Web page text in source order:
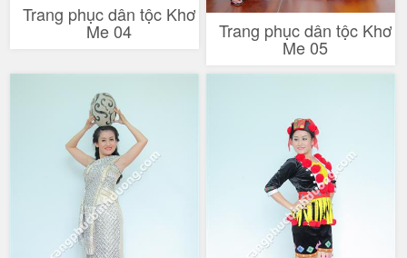
Trang phục dân tộc Khơ
Me 04 Trang phục dân tộc Khơ
Me 05